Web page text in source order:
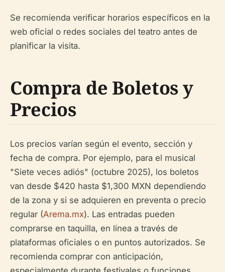
Se recomienda verificar horarios específicos en la
web oficial o redes sociales del teatro antes de
planificar la visita.
Compra de Boletos y
Precios
Los precios varían según el evento, sección y
fecha de compra. Por ejemplo, para el musical
"Siete veces adiós" (octubre 2025), los boletos
van desde $420 hasta $1,300 MXN dependiendo
de la zona y si se adquieren en preventa o precio
regular (Arema.mx). Las entradas pueden
comprarse en taquilla, en línea a través de
plataformas oficiales o en puntos autorizados. Se
recomienda comprar con anticipación,